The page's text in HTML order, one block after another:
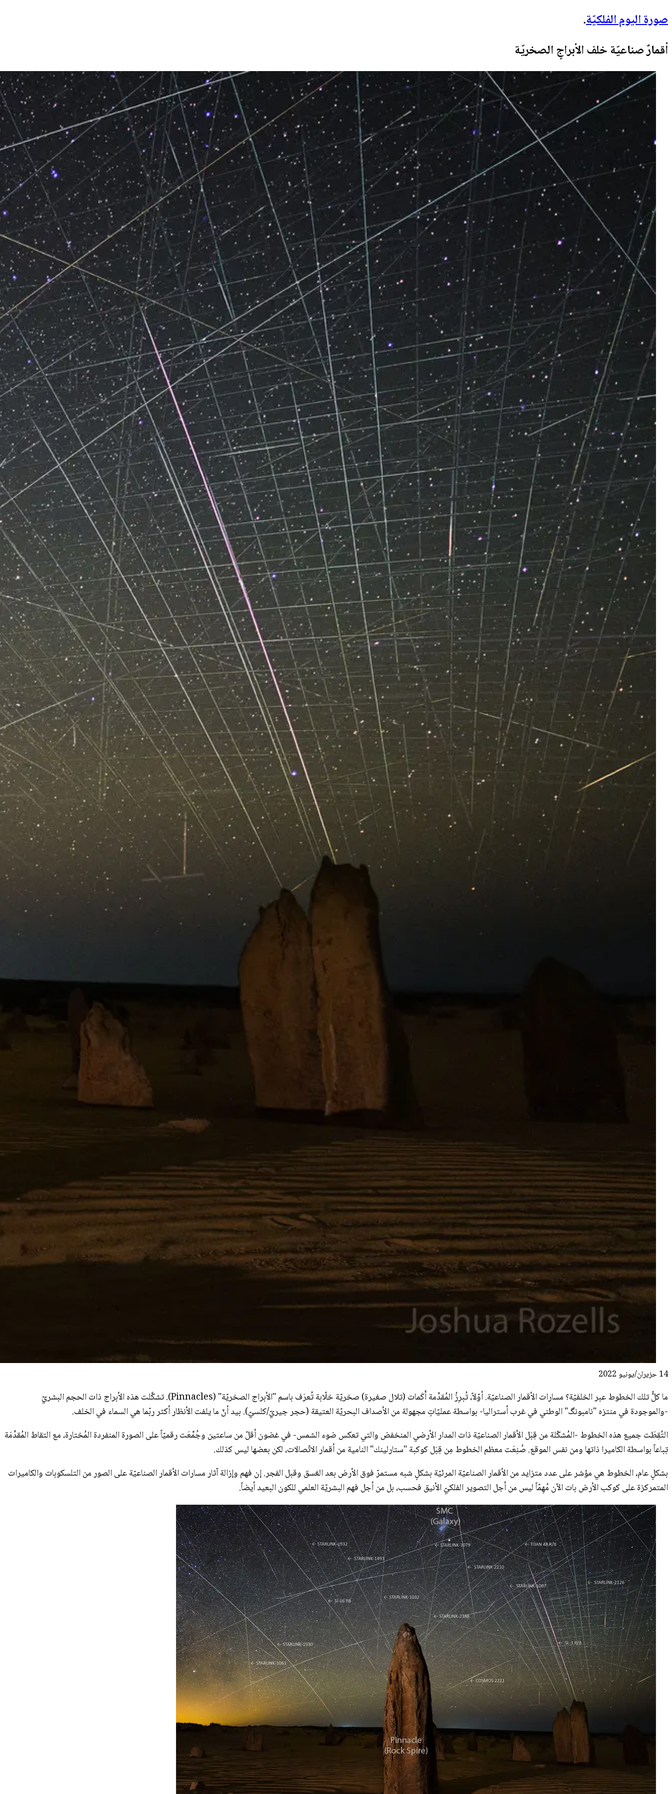
صورة اليوم الفلكيّة.
أقمارٌ صناعيّة خلف الأبراجٍ الصخريّة
14 حزيران/يونيو 2022
ما كلُّ تلك الخطوط عبر الخلفيّة؟ مسارات الأقمار الصناعيّة. أوّلاً، تُبرِزُ المُقدِّمة أَكَمات (تلال صغيرة) صخريّة خلّابة تُعرَف باسم "الأبراج الصخريّة" (Pinnacles). تشكَّلت هذه الأبراج ذات الحجم البشريّ
-والموجودة في منتزه "نامبونگ" الوطني في غرب أستراليا- بواسطة عمليّاتٍ مجهولة من الأصداف البحريّة العتيقة (حجر جيريّ/كلسيّ). بيد أنّ ما يلفت الأنظار أكثر ربّما هي السماء في الخلف.
التُقِطَت جميع هذه الخطوط -المُشكّلة من قِبَل الأقمار الصناعيّة ذات المدار الأرضي المنخفض والتي تعكس ضوء الشمس- في غضون أقلّ من ساعتين وجُمِّعَت رقميّاً على الصورة المنفردة المُختارة، مع التقاط المُقدِّمَة
تِباعاً بواسطة الكاميرا ذاتها ومن نفس الموقع. صُنِعَت معظم الخطوط مِن قِبَل كوكبة "ستارلينك" النامية من أقمار الاتّصالات، لكن بعضها ليس كذلك.
بشكلٍ عام، الخطوط هي مؤشر على عدد متزايد من الأقمار الصناعيّة المرئيّة بشكلٍ شبه مستمرّ فوق الأرض بعد الغسق وقبل الفجر. إن فهم وإزالة آثار مسارات الأقمار الصناعيّة على الصور من التلسكوبات والكاميرات
المتمركزة على كوكب الأرض بات الآن مُهِمّاً ليس من أجل التصوير الفلكيّ الأنيق فحسب، بل من أجل فهم البشريّة العلمي للكون البعيد أيضاً.